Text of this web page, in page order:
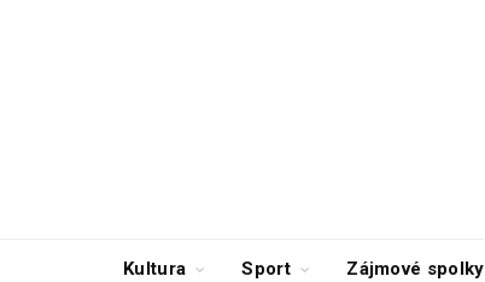
Kultura Sport Zájmové spolky